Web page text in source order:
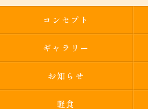
コンセプト
ギャラリー
お知らせ
軽食